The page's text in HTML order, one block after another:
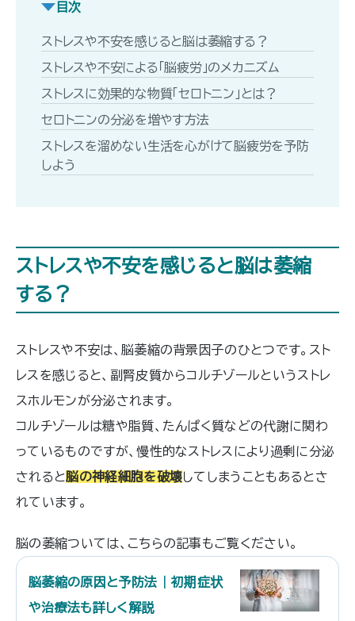
目次
ストレスや不安を感じると脳は萎縮する？
ストレスや不安による「脳疲労」のメカニズム
ストレスに効果的な物質「セロトニン」とは？
セロトニンの分泌を増やす方法
ストレスを溜めない生活を心がけて脳疲労を予防
しよう
ストレスや不安を感じると脳は萎縮
する？
ストレスや不安は、脳萎縮の背景因子のひとつです。スト
レスを感じると、副腎皮質からコルチゾールというストレ
スホルモンが分泌されます。
コルチゾールは糖や脂質、たんぱく質などの代謝に関わ
っているものですが、慢性的なストレスにより過剰に分泌
されると脳の神経細胞を破壊してしまうこともあるとさ
れています。
脳の萎縮ついては、こちらの記事もご覧ください。
脳萎縮の原因と予防法 | 初期症状
や治療法も詳しく解説